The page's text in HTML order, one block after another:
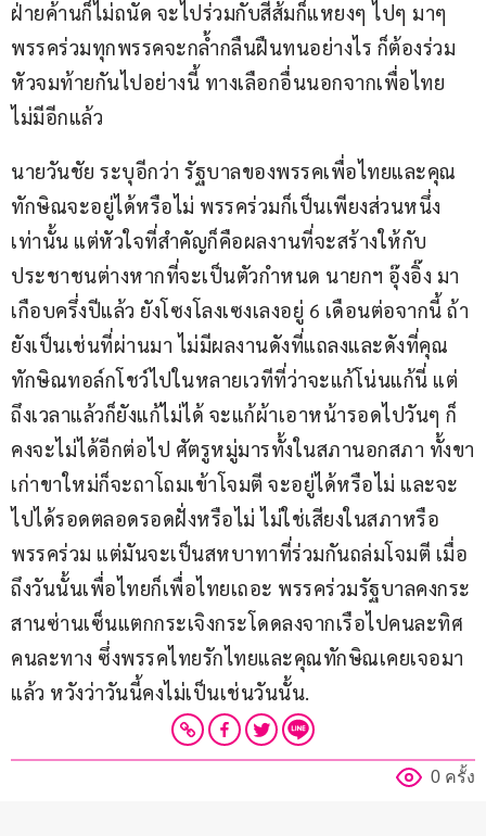
ฝ่ายค้านก็ไม่ถนัด จะไปร่วมกับสีส้มก็แหยงๆ ไปๆ มาๆ
พรรคร่วมทุกพรรคจะกล้ำกลืนฝืนทนอย่างไร ก็ต้องร่วม
หัวจมท้ายกันไปอย่างนี้ ทางเลือกอื่นนอกจากเพื่อไทย
ไม่มีอีกแล้ว
นายวันชัย ระบุอีกว่า รัฐบาลของพรรคเพื่อไทยและคุณ
ทักษิณจะอยู่ได้หรือไม่ พรรคร่วมก็เป็นเพียงส่วนหนึ่ง
เท่านั้น แต่หัวใจที่สำคัญก็คือผลงานที่จะสร้างให้กับ
ประชาชนต่างหากที่จะเป็นตัวกำหนด นายกฯ อุ๊งอิ๊ง มา
เกือบครึ่งปีแล้ว ยังโซงโลงเซงเลงอยู่ 6 เดือนต่อจากนี้ ถ้า
ยังเป็นเช่นที่ผ่านมา ไม่มีผลงานดังที่แถลงและดังที่คุณ
ทักษิณทอล์กโชว์ไปในหลายเวทีที่ว่าจะแก้โน่นแก้นี่ แต่
ถึงเวลาแล้วก็ยังแก้ไม่ได้ จะแก้ผ้าเอาหน้ารอดไปวันๆ ก็
คงจะไม่ได้อีกต่อไป ศัตรูหมู่มารทั้งในสภานอกสภา ทั้งขา
เก่าขาใหม่ก็จะถาโถมเข้าโจมตี จะอยู่ได้หรือไม่ และจะ
ไปได้รอดตลอดรอดฝั่งหรือไม่ ไม่ใช่เสียงในสภาหรือ
พรรคร่วม แต่มันจะเป็นสหบาทาที่ร่วมกันถล่มโจมตี เมื่อ
ถึงวันนั้นเพื่อไทยก็เพื่อไทยเถอะ พรรคร่วมรัฐบาลคงกระ
สานซ่านเซ็นแตกกระเจิงกระโดดลงจากเรือไปคนละทิศ
คนละทาง ซึ่งพรรคไทยรักไทยและคุณทักษิณเคยเจอมา
แล้ว หวังว่าวันนี้คงไม่เป็นเช่นวันนั้น.
0 ครั้ง